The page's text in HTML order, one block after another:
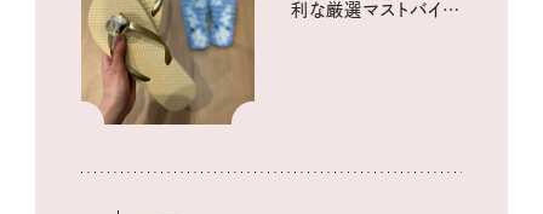
利な厳選マストバイア